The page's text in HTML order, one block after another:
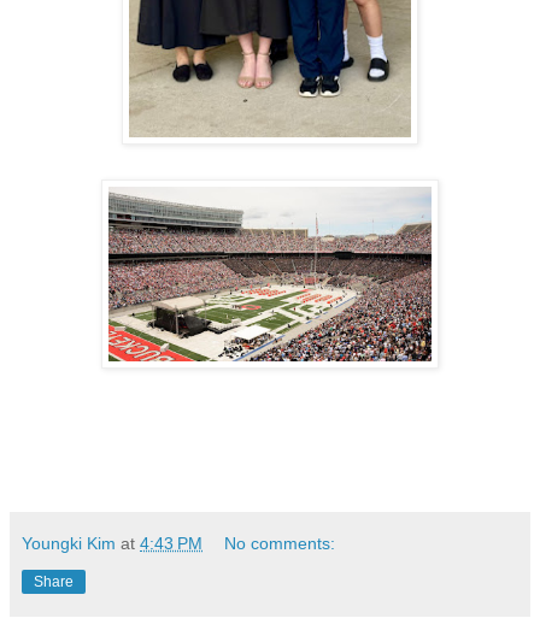
Youngki Kim at 4:43 PM No comments:
Share